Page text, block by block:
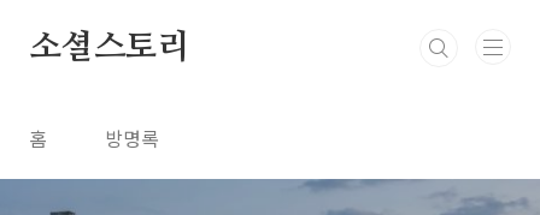
소셜스토리
홈 방명록